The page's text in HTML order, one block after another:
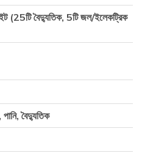
(25টি বৈদ্যুতিক, 5টি জল/ইলেকট্রিক
পানি, বৈদ্যুতিক